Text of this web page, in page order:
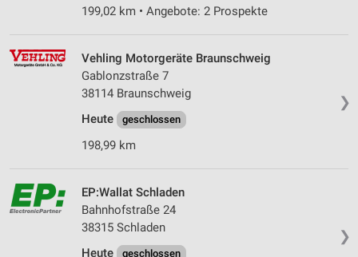
199,02 km • Angebote: 2 Prospekte
❯
Vehling Motorgeräte Braunschweig
Gablonzstraße 7
38114 Braunschweig
Heute
geschlossen
198,99 km
❯
EP:Wallat Schladen
Bahnhofstraße 24
38315 Schladen
Heute
geschlossen